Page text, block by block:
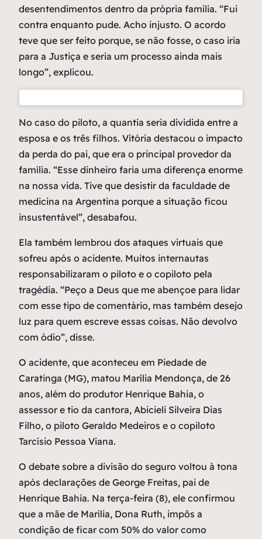
desentendimentos dentro da própria família. “Fui
contra enquanto pude. Acho injusto. O acordo
teve que ser feito porque, se não fosse, o caso iria
para a Justiça e seria um processo ainda mais
longo”, explicou.
No caso do piloto, a quantia seria dividida entre a
esposa e os três filhos. Vitória destacou o impacto
da perda do pai, que era o principal provedor da
família. “Esse dinheiro faria uma diferença enorme
na nossa vida. Tive que desistir da faculdade de
medicina na Argentina porque a situação ficou
insustentável”, desabafou.
Ela também lembrou dos ataques virtuais que
sofreu após o acidente. Muitos internautas
responsabilizaram o piloto e o copiloto pela
tragédia. “Peço a Deus que me abençoe para lidar
com esse tipo de comentário, mas também desejo
luz para quem escreve essas coisas. Não devolvo
com ódio”, disse.
O acidente, que aconteceu em Piedade de
Caratinga (MG), matou Marília Mendonça, de 26
anos, além do produtor Henrique Bahia, o
assessor e tio da cantora, Abicieli Silveira Dias
Filho, o piloto Geraldo Medeiros e o copiloto
Tarcísio Pessoa Viana.
O debate sobre a divisão do seguro voltou à tona
após declarações de George Freitas, pai de
Henrique Bahia. Na terça-feira (8), ele confirmou
que a mãe de Marília, Dona Ruth, impôs a
condição de ficar com 50% do valor como